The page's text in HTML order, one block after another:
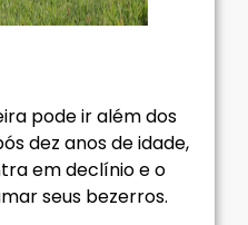
pode ir além dos
dez anos de idade,
em declínio e o
seus bezerros.